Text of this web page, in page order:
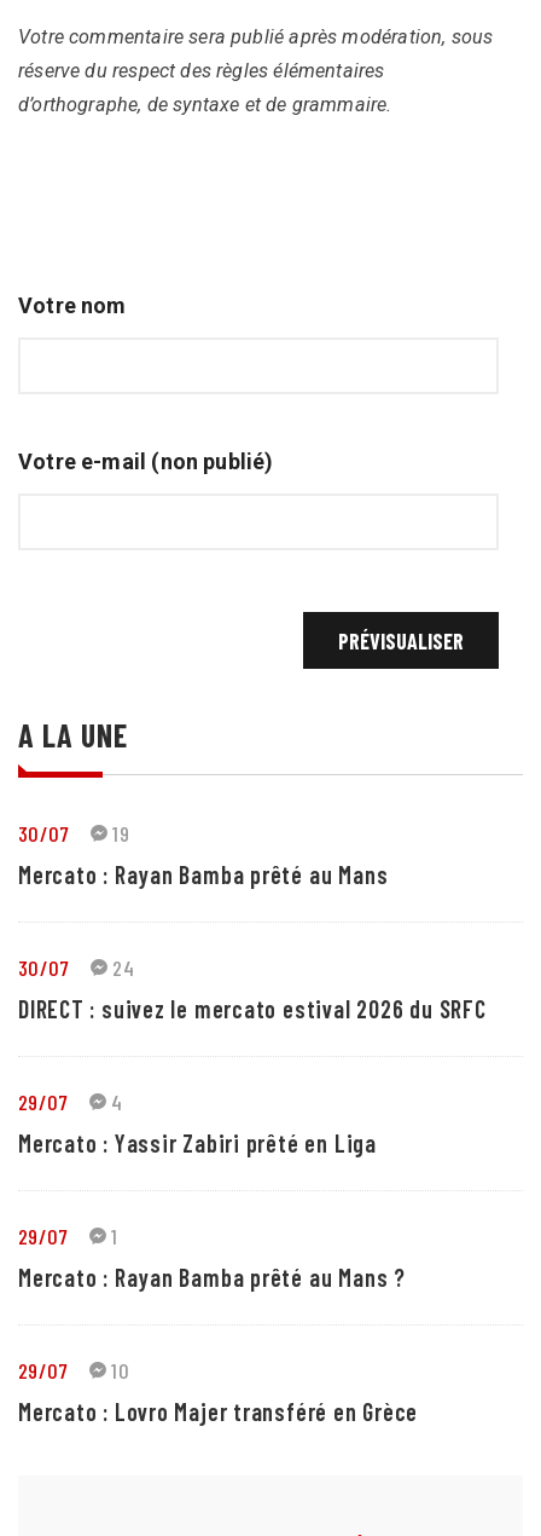
Votre commentaire sera publié après modération, sous
réserve du respect des règles élémentaires
d’orthographe, de syntaxe et de grammaire.
Votre nom
Votre e-mail (non publié)
A LA UNE
30/07 19
Mercato : Rayan Bamba prêté au Mans
30/07 24
DIRECT : suivez le mercato estival 2026 du SRFC
29/07 4
Mercato : Yassir Zabiri prêté en Liga
29/07 1
Mercato : Rayan Bamba prêté au Mans ?
29/07 10
Mercato : Lovro Majer transféré en Grèce